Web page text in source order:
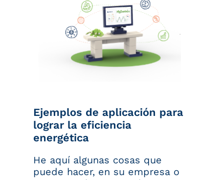
Ejemplos de aplicación para
lograr la eficiencia
energética
He aquí algunas cosas que
puede hacer, en su empresa o